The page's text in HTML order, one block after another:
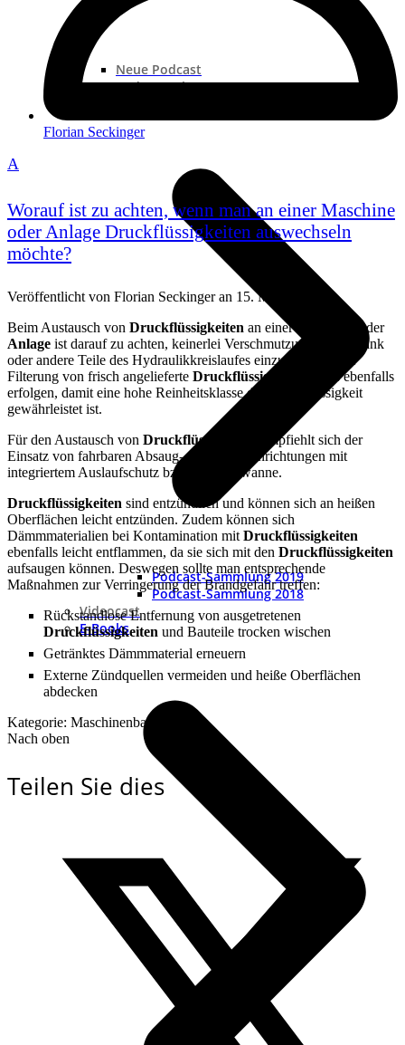
Neue Podcast
Podcast „Shorts“
Podcast-Sammlung 2019
Podcast-Sammlung 2018
Videocast
E-Books
Florian Seckinger
A
Worauf ist zu achten, wenn man an einer Maschine
oder Anlage Druckflüssigkeiten auswechseln
möchte?
Veröffentlicht von Florian Seckingeran 15. Mai 2018
Beim Austausch von Druckflüssigkeiten an einer
oder
Anlage ist darauf zu achten, keinerlei Verschmutzung in den Tank
oder andere Teile des Hydraulikkreislaufes einzubringen. Die
Filterung von frisch angelieferte Druckflüssigkeiten
muss ebenfalls
erfolgen, damit eine hohe Reinheitsklasse der Druckflüssigkeit
gewährleistet ist.
Für den Austausch von Druckflüssigkeiten
empfiehlt sich der
Einsatz von fahrbaren Absaug- und Befülleinrichtungen mit
integriertem Auslaufschutz bzw. Auffangwanne.
Druckflüssigkeiten sind entzündlich und können sich an heißen
Oberflächen leicht entzünden. Zudem können sich
Dämmmaterialien bei Kontamination mit Druckflüssigkeiten
ebenfalls leicht entflammen, da sie sich mit den Druckflüssigkeiten
aufsaugen können. Deswegen sollte man entsprechende
Maßnahmen zur Verringerung der Brandgefahr treffen:
Rückstandlose Entfernung von ausgetretenen
Druckflüssigkeiten und Bauteile trocken wischen
Getränktes Dämmmaterial erneuern
Externe Zündquellen vermeiden und heiße Oberflächen
abdecken
Kategorie: Maschinenbau
Nach oben
Teilen Sie dies